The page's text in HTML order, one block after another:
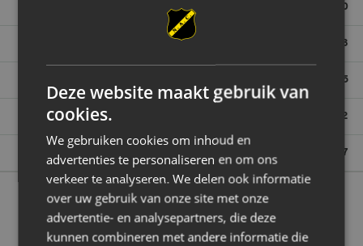
40
38
35
FC Den Bosch 32
FC Dordrecht 27
OK
Deze website maakt gebruik van
cookies.
We gebruiken cookies om inhoud en
advertenties te personaliseren en om ons
verkeer te analyseren. We delen ook informatie
over uw gebruik van onze site met onze
advertentie- en analysepartners, die deze
kunnen combineren met andere informatie die